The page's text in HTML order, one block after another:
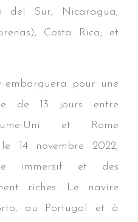
del Sur, Nicaragua;
Costa Rica; et
embarquera pour une
de 13 jours entre
Uni et Rome
14 novembre 2022,
immersif et des
riches. Le navire
au Portugal et à